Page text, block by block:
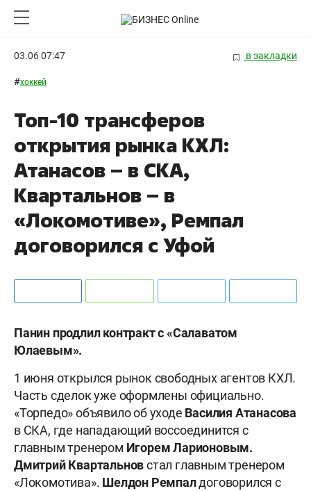
03.06 07:47 в закладки
#хоккей
Топ-10 трансферов
открытия рынка КХЛ:
Атанасов – в СКА,
Квартальнов – в
«Локомотиве», Ремпал
договорился с Уфой
Панин продлил контракт с «Салаватом
Юлаевым».
1 июня открылся рынок свободных агентов КХЛ.
Часть сделок уже оформлены официально.
«Торпедо» объявило об уходе Василия Атанасова
в СКА, где нападающий воссоединится с
главным тренером Игорем Ларионовым.
Дмитрий Квартальновстал главным тренером
«Локомотива». Шелдон Ремпалдоговорился с